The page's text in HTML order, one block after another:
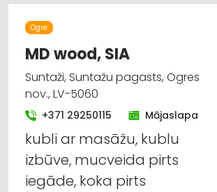
Ogre
MD wood, SIA
Suntaži, Suntažu pagasts, Ogres
nov., LV-5060
+371 29250115 Mājaslapa
kubli ar masāžu, kublu
izbūve, mucveida pirts
iegāde, koka pirts